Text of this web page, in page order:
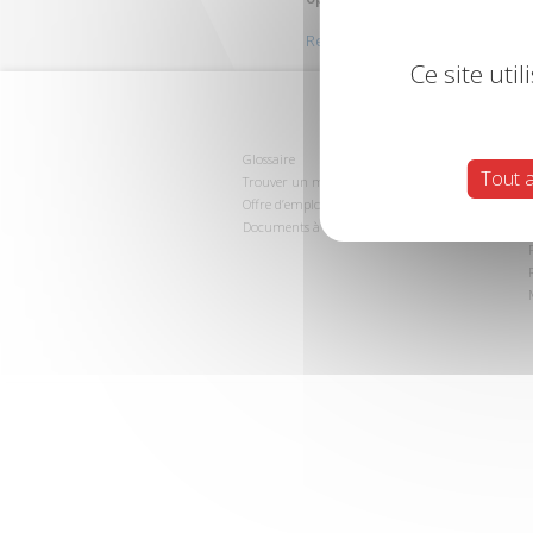
Retour au début
Glossaire
Trouver un magasin
Offre d’emploi
Documents à télécharger
Ce site
Tout